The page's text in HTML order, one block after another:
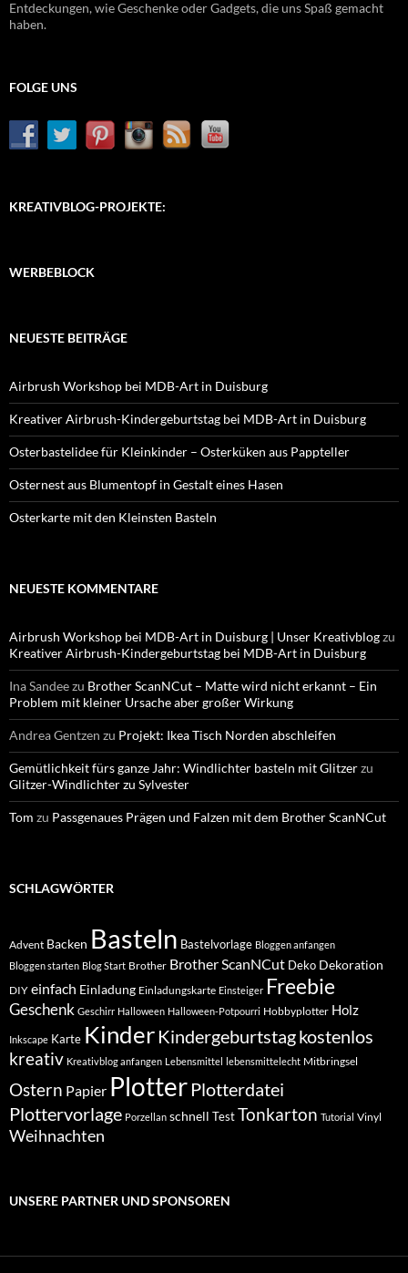
Entdeckungen, wie Geschenke oder Gadgets, die uns Spaß gemacht
haben.
FOLGE UNS
KREATIVBLOG-PROJEKTE:
WERBEBLOCK
NEUESTE BEITRÄGE
Airbrush Workshop bei MDB-Art in Duisburg
Kreativer Airbrush-Kindergeburtstag bei MDB-Art in Duisburg
Osterbastelidee für Kleinkinder – Osterküken aus Pappteller
Osternest aus Blumentopf in Gestalt eines Hasen
Osterkarte mit den Kleinsten Basteln
NEUESTE KOMMENTARE
Airbrush Workshop bei MDB-Art in Duisburg | Unser Kreativblogzu
Kreativer Airbrush-Kindergeburtstag bei MDB-Art in Duisburg
Ina Sandeezu Brother ScanNCut – Matte wird nicht erkannt – Ein
Problem mit kleiner Ursache aber großer Wirkung
Andrea Gentzen zu Projekt: Ikea Tisch Norden abschleifen
Gemütlichkeit fürs ganze Jahr: Windlichter basteln mit Glitzerzu
Glitzer-Windlichter zu Sylvester
Tom zu Passgenaues Prägen und Falzen mit dem Brother ScanNCut
SCHLAGWÖRTER
Advent Backen Basteln Bastelvorlage Bloggen anfangen
Bloggen starten Blog Start Brother Brother ScanNCut Deko Dekoration
DIY einfach Einladung Einladungskarte Einsteiger Freebie
Geschenk Geschirr Halloween Halloween-Potpourri Hobbyplotter Holz
Inkscape Karte Kinder Kindergeburtstagkostenlos
kreativ Kreativblog anfangen Lebensmittel lebensmittelecht Mitbringsel
Ostern Papier Plotter Plotterdatei
Plottervorlage Porzellan schnell TestTonkarton Tutorial Vinyl
Weihnachten
UNSERE PARTNER UND SPONSOREN